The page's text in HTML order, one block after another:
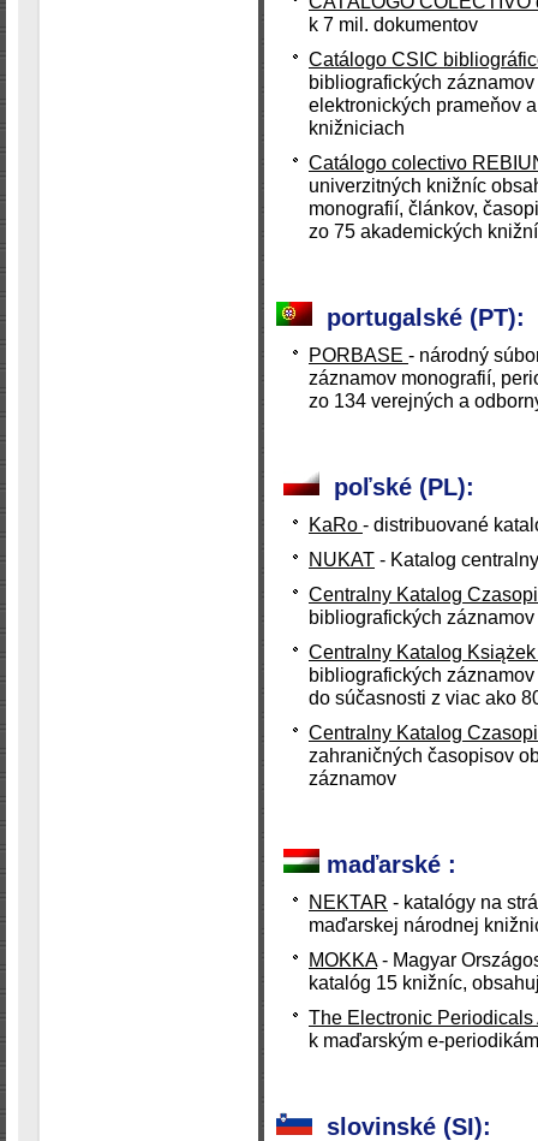
k 7 mil. dokumentov
Catálogo CSIC
bibliografických
elektronických prameňov
knižniciach
Catálogo colectivo
univerzitných knižníc
monografií, článkov,
zo 75 akademických
portugalské (PT):
PORBASE - národný
záznamov monografií,
zo 134 verejných a
poľské (PL):
KaRo - distribuované
NUKAT - Katalog
Centralny Katalog
bibliografických
Centralny Katalog
bibliografických
do súčasnosti z viac ako
Centralny Katalog
zahraničných časopisov
záznamov
maďarské :
NEKTAR - katalógy na
maďarskej národnej
MOKKA- Magyar
katalóg 15 knižníc,
The Electronic
k maďarským e-periodikám
slovinské (SI):